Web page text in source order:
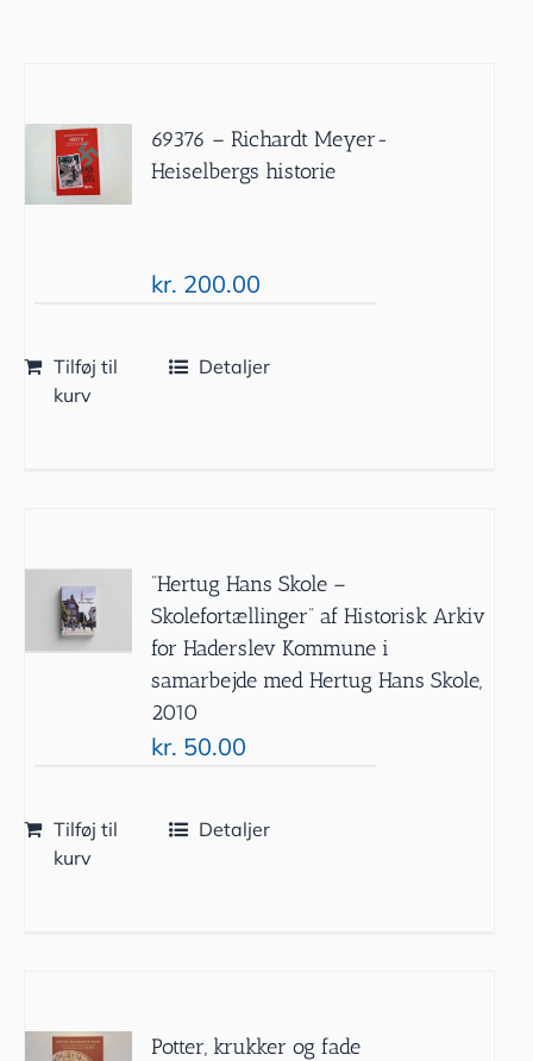
69376 – Richardt Meyer-
Heiselbergs historie
kr. 200.00
Tilføj til
kurv
Detaljer
”Hertug Hans Skole –
Skolefortællinger” af Historisk Arkiv
for Haderslev Kommune i
samarbejde med Hertug Hans Skole,
2010
kr. 50.00
Tilføj til
kurv
Detaljer
Potter, krukker og fade